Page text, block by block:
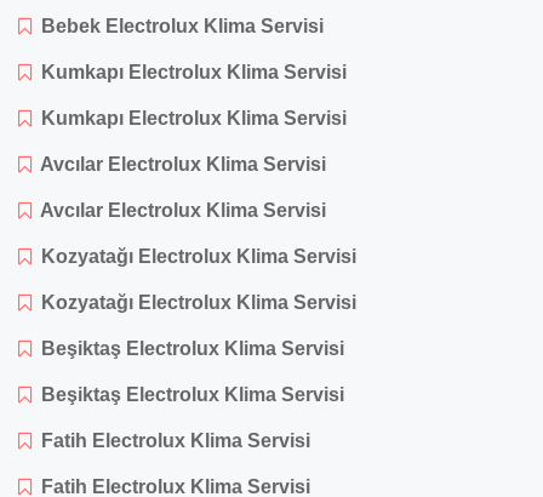
Bebek Electrolux Klima Servisi
Kumkapı Electrolux Klima Servisi
Kumkapı Electrolux Klima Servisi
Avcılar Electrolux Klima Servisi
Avcılar Electrolux Klima Servisi
Kozyatağı Electrolux Klima Servisi
Kozyatağı Electrolux Klima Servisi
Beşiktaş Electrolux Klima Servisi
Beşiktaş Electrolux Klima Servisi
Fatih Electrolux Klima Servisi
Fatih Electrolux Klima Servisi